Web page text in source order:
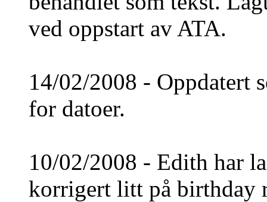
ved oppstart av ATA.
14/02/2008 - Oppdatert
for datoer.
10/02/2008 - Edith har
korrigert litt på birthday